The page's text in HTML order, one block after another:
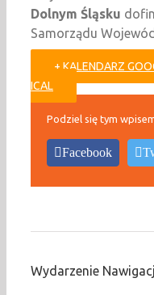
Dolnym Śląsku
Samorządu
+ KALENDARZ
ICAL
Podziel się tym
Facebook
Wydarzenie